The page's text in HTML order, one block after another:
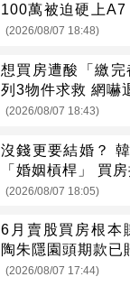
100萬被迫硬上A7
了
(2026/08/07 18:48)
想買房遭酸「繳
列3物件求救 網嚇
(2026/08/07 18:43)
沒錢更要結婚？
「婚姻槓桿」 買
(2026/08/07 18:05)
6月賣股買房根本
陶朱隱園頭期款已
(2026/08/07 17:44)